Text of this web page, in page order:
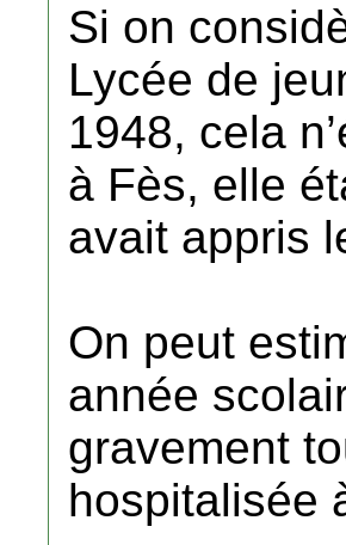
Si on
Lycée de
1948, cela
à Fès, elle
avait appris
On peut
année
gravement
hospitalisée